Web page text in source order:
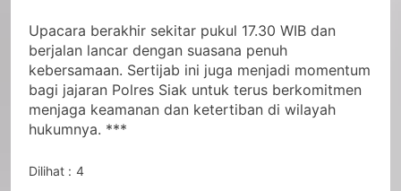
Upacara berakhir sekitar pukul 17.30 WIB dan
berjalan lancar dengan suasana penuh
kebersamaan. Sertijab ini juga menjadi momentum
bagi jajaran Polres Siak untuk terus berkomitmen
menjaga keamanan dan ketertiban di wilayah
hukumnya. ***
Dilihat : 4